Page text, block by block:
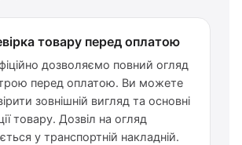
товару перед оплатою
дозволяємо повний огляд
перед оплатою. Ви можете
зовнішній вигляд та основні
товару. Дозвіл на огляд
у транспортній накладній.